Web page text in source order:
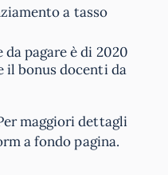
a tasso
pagare è di 2020
il bonus docenti da
maggiori dettagli
a fondo pagina.